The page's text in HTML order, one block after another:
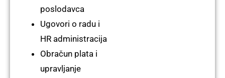
poslodavca
Ugovori o radu i
HR administracija
Obračun plata i
upravljanje